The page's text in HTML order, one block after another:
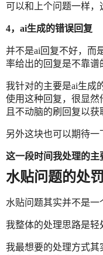
可以和上个问题一样，
4，ai生成的错误回复
并不是ai回复不好，而
率给出的回复是不靠谱
我针对的主要是ai生成
使用这种回复，很显
且不动脑的刷回复以获
另外这块也可以期待一
这一段时间我处理的主
水贴问题的处
水贴问题其实并不是一
我整体的处理思路是轻
我最想要的处理方式其